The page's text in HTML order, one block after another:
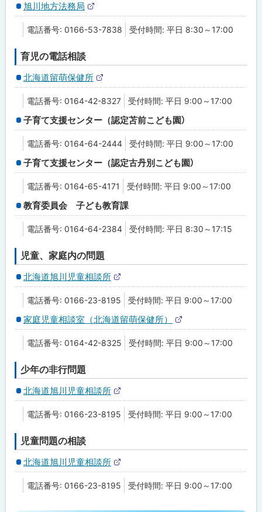
旭川地方法務局
外
部
サ
電話番号: 0166-53-7838 受付時間: 平日 8:30～17:00
育児の電話相談
北海道留萌保健所
外
部
サ
ト
電話番号: 0164-42-8327 受付時間: 平日 9:00～17:00
子育て支援センター（認定苫前こども園）
電話番号: 0164-64-2444 受付時間: 平日 9:00～17:00
子育て支援センター（認定古丹別こども園）
電話番号: 0164-65-4171 受付時間: 平日 9:00～17:00
教育委員会 子ども教育課
電話番号: 0164-64-2384 受付時間: 平日 8:30～17:15
児童、家庭内の問題
北海道旭川児童相談所
外
部
サ
ト
電話番号: 0166-23-8195 受付時間: 平日 9:00～17:00
家庭児童相談室（北海道留萌保健所）
外
部
サ
電話番号: 0164-42-8325 受付時間: 平日 9:00～17:00
少年の非行問題
北海道旭川児童相談所
外
部
サ
電話番号: 0166-23-8195 受付時間: 平日 9:00～17:00
児童問題の相談
北海道旭川児童相談所
外
部
サ
電話番号: 0166-23-8195 受付時間: 平日 9:00～17:00